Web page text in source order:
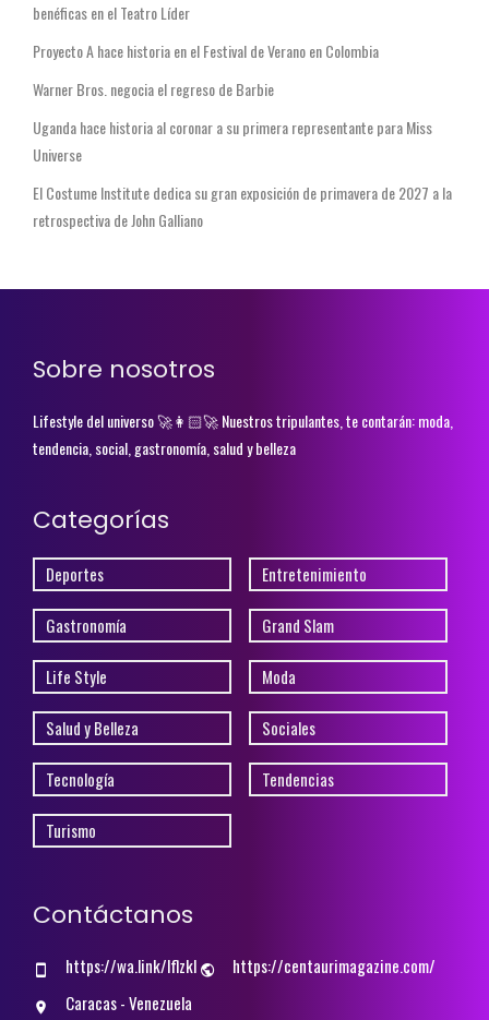
benéficas en el Teatro Líder
Proyecto A hace historia en el Festival de Verano en Colombia
Warner Bros. negocia el regreso de Barbie
Uganda hace historia al coronar a su primera representante para Miss
Universe
El Costume Institute dedica su gran exposición de primavera de 2027 a la
retrospectiva de John Galliano
Sobre nosotros
Lifestyle del universo 🚀👩🏻‍🚀 Nuestros tripulantes, te contarán: moda,
tendencia, social, gastronomía, salud y belleza
Categorías
Deportes Entretenimiento
Gastronomía Grand Slam
Life Style Moda
Salud y Belleza Sociales
Tecnología Tendencias
Turismo
Contáctanos
https://wa.link/lflzkl
https://centaurimagazine.com/
Caracas - Venezuela